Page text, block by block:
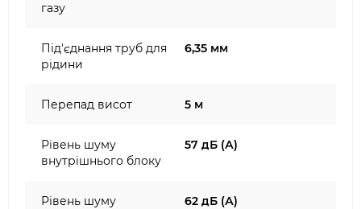
газу
Під'єднання труб для
рідини
6,35 мм
Перепад висот 5 м
Рівень шуму
внутрішнього блоку
57 дБ (А)
Рівень шуму
62 дБ (А)